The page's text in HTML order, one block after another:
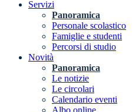
Servizi
Panoramica
Personale scolastico
Famiglie e studenti
Percorsi di studio
Novità
Panoramica
Le notizie
Le circolari
Calendario eventi
Albo online